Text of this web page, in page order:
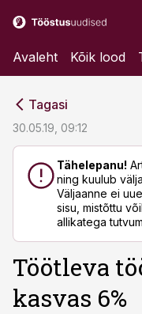
Avaleht Kõik lood
Tagasi
30.05.19, 09:12
Tähelepanu!
ning kuulub
Väljaanne ei
sisu, mistõttu
allikatega
Töötleva
kasvas 6%